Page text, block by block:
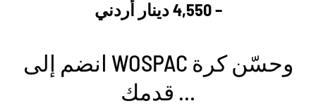
– 4,550 دينار أردني
انضم إلى WOSPAC وحسّن كرة
قدمك …